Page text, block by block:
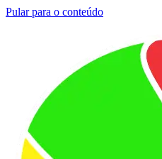
Pular para o conteúdo